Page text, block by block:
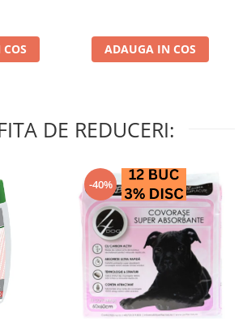
ADAUGA IN COS
DE REDUCERI:
-40%